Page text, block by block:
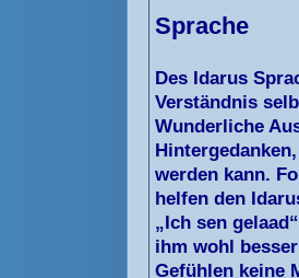
Sprache
Des Idarus
Verständnis
Wunderliche
werden kann.
helfen den
„Ich sen
ihm wohl
Gefühlen keine